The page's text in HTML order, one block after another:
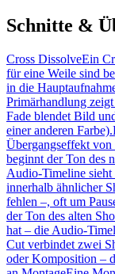
Schnitte &
Cross DissolveEin
für eine Weile sind
in die
Primärhandlung
Fade blendet Bild
einer anderen Farbe).
Übergangseffekt von
beginnt der Ton des
Audio-Timeline sieht
innerhalb ähnlicher
fehlen –, oft um
der Ton des alten
hat – die Audio-
Cut verbindet zwei
oder Komposition –